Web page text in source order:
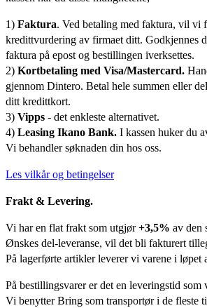
1) Faktura. Ved betaling med faktura, vil vi
kredittvurdering av firmaet ditt. Godkjennes
faktura på epost og bestillingen iverksettes.
2) Kortbetaling med Visa/Mastercard.
gjennom Dintero. Betal hele summen eller
ditt kredittkort.
3) Vipps - det enkleste alternativet.
4) Leasing Ikano Bank. I kassen huker du
Vi behandler søknaden din hos oss.
Les vilkår og betingelser
Frakt & Levering.
Vi har en flat frakt som utgjør+3,5% av den
Ønskes del-leveranse, vil det bli fakturert
På lagerførte artikler leverer vi varene i løpet
På bestillingsvarer er det en leveringstid som
Vi benytter Bring som transportør i de fleste